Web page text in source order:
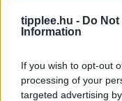
tipplee.hu - Do
Information
If you wish to opt-out
processing of your
targeted advertising
vizuális felülete.
Rooby